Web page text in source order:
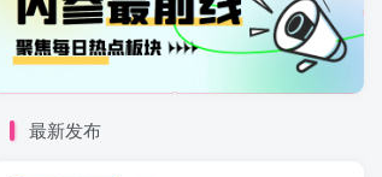
最新发布